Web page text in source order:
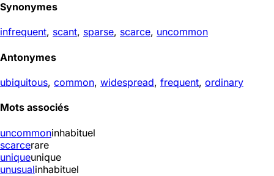
Synonymes
infrequent, scant, sparse, scarce, uncommon
Antonymes
ubiquitous, common, widespread, frequent, ordinary
Mots associés
uncommoninhabituel
scarcerare
uniqueunique
unusualinhabituel